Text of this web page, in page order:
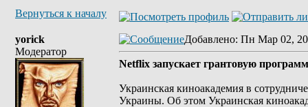
Вернуться к началу
yorick
Модератор
Добавлено: Пн Мар 02,
Netflix запускает грантовую
Украинская киноакадемия в
Украины. Oб этом Украинская